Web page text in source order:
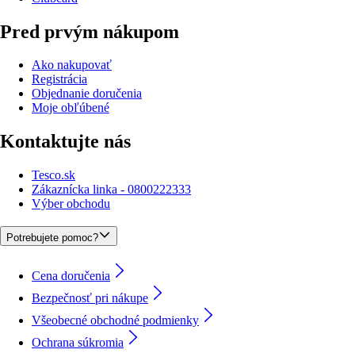
Pred prvým nákupom
Ako nakupovať
Registrácia
Objednanie doručenia
Moje obľúbené
Kontaktujte nás
Tesco.sk
Zákaznícka linka - 0800222333
Výber obchodu
Potrebujete pomoc?
Cena doručenia
Bezpečnosť pri nákupe
Všeobecné obchodné podmienky
Ochrana súkromia